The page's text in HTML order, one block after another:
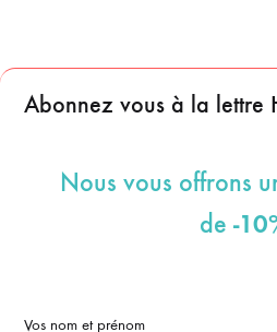
Abonnez vous à la lettre
Nous vous offrons
de -
Vos nom et prénom